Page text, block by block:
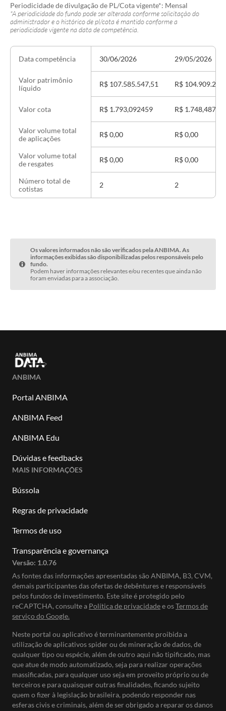
Periodicidade de divulgação de PL/Cota vigente*: Mensal
*A periodicidade do fundo pode ser alterada conforme solicitação do
administrador e o histórico de pl/cota é mantido conforme a
periodicidade vigente na data de competência.
Data competência
Valor patrimônio
líquido
Valor cota
Valor volume total
de aplicações
Valor volume total
de resgates
Número total de
cotistas
30/06/2026
R$ 107.585.547,51
R$ 1.793,092459
R$ 0,00
R$ 0,00
2
29/05/2026
R$
R$
R$ 0,00
R$ 0,00
2
Os valores informados não são verificados pela ANBIMA. As
informações exibidas são disponibilizadas pelos responsáveis pelo
fundo.
Podem haver informações relevantes e/ou recentes que ainda não
foram enviadas para a associação.
ANBIMA
Portal ANBIMA
ANBIMA Feed
ANBIMA Edu
Dúvidas e feedbacks
MAIS INFORMAÇÕES
Bússola
Regras de privacidade
Termos de uso
Transparência e governança
Versão: 1.0.76
As fontes das informações apresentadas são ANBIMA, B3, CVM,
demais participantes das ofertas de debêntures e responsáveis
pelos fundos de investimento. Este site é protegido pelo
reCAPTCHA, consulte a Política de privacidadee osTermos de
serviço do Google.
Neste portal ou aplicativo é terminantemente proibida a
utilização de aplicativos spider ou de mineração de dados, de
qualquer tipo ou espécie, além de outro aqui não tipificado, mas
que atue de modo automatizado, seja para realizar operações
massificadas, para qualquer uso seja em proveito próprio ou de
terceiros e para quaisquer outras finalidades, ficando sujeito
quem o fizer à legislação brasileira, podendo responder nas
esferas civis e criminais, além de ser obrigado a reparar os danos